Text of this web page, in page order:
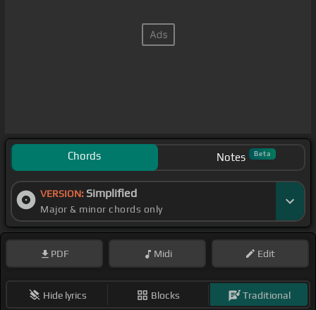
Chords Notes Beta
VERSION: Simplified
Major & minor chords only
PDF Midi Edit
Hide lyrics Blocks Traditional